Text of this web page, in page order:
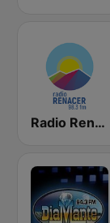
Radio Renacer 98.3 FM